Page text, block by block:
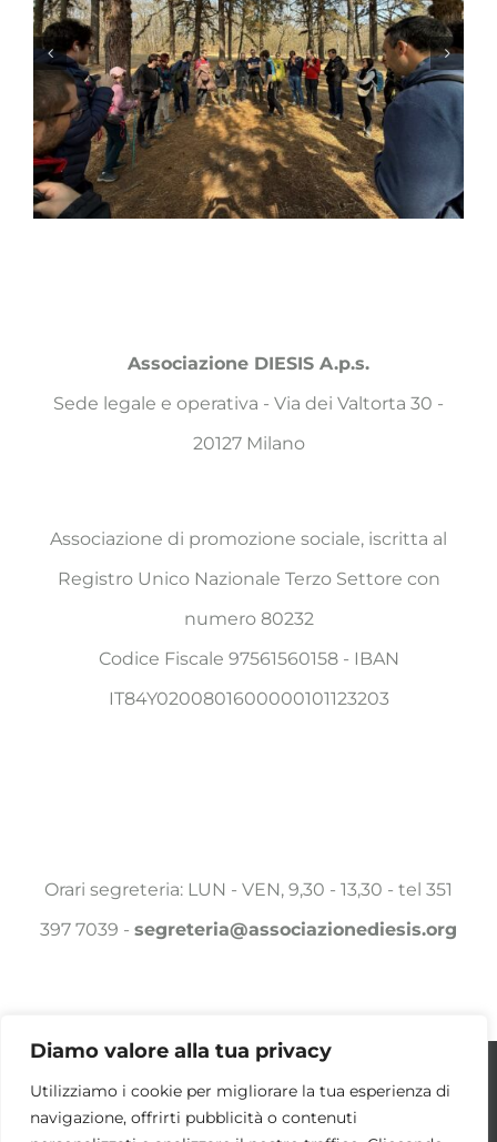
Diamo valore alla tua privacy
Utilizziamo i cookie per migliorare la tua esperienza di
navigazione, offrirti pubblicità o contenuti
Associazione DIESIS A.p.s.
Sede legale e operativa - Via dei Valtorta 30 -
20127 Milano
Associazione di promozione sociale, iscritta al
Registro Unico Nazionale Terzo Settore con
numero 80232
Codice Fiscale 97561560158 - IBAN
IT84Y0200801600000101123203
Orari segreteria: LUN - VEN, 9,30 - 13,30 - tel 351
397 7039 - segreteria@associazionediesis.org
© Copyright 2025 - 2026 Associazione DIESIS a.p.s. | ALL
tu possa avere la migliore esperienza sul